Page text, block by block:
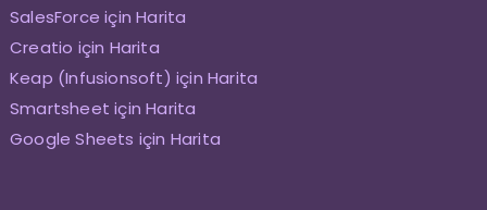
SalesForce için Harita
Creatio için Harita
Keap (Infusionsoft) için Harita
Smartsheet için Harita
Google Sheets için Harita